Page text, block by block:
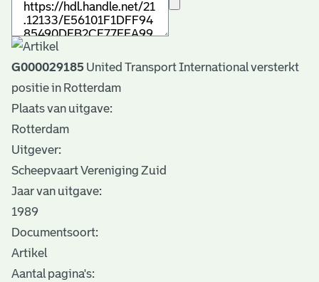
G000029185 United Transport International versterkt
positie in Rotterdam
Plaats van uitgave:
Rotterdam
Uitgever:
Scheepvaart Vereniging Zuid
Jaar van uitgave:
1989
Documentsoort:
Artikel
Aantal pagina's: